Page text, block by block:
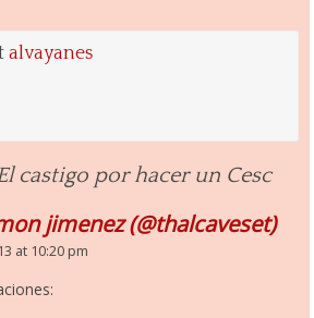
alvayanes
castigo por hacer un Cesc
jimenez (@thalcaveset)
at 10:20 pm